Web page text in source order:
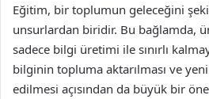
Eğitim, bir toplumun geleceğini
unsurlardan biridir. Bu bağlamda,
sadece bilgi üretimi ile sınırlı
bilginin topluma aktarılması ve
edilmesi açısından da büyük bir